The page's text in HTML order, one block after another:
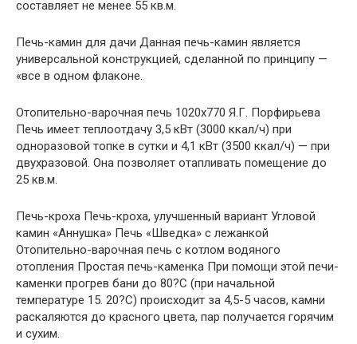
составляет не менее 55 кв.м.
Печь-камин для дачи Данная печь-камин является
универсальной конструкцией, сделанной по принципу —
«все в одном флаконе.
Отопительно-варочная печь 1020х770 Я.Г. Порфирьева
Печь имеет теплоотдачу 3,5 кВт (3000 ккал/ч) при
одноразовой топке в сутки и 4,1 кВт (3500 ккал/ч) — при
двухразовой. Она позволяет отапливать помещение до
25 кв.м.
Печь-кроха Печь-кроха, улучшенный вариант Угловой
камин «Аннушка» Печь «Шведка» с лежанкой
Отопительно-варочная печь с котлом водяного
отопления Простая печь-каменка При помощи этой печи-
каменки прогрев бани до 80?С (при начальной
температуре 15. 20?С) происходит за 4,5-5 часов, камни
раскаляются до красного цвета, пар получается горячим
и сухим.